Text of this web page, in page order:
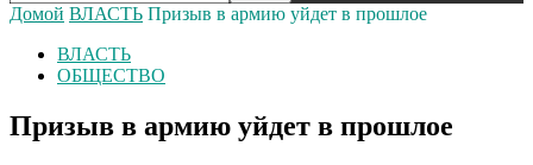
Домой ВЛАСТЬ Призыв в армию уйдет в прошлое
ВЛАСТЬ
ОБЩЕСТВО
Призыв в армию уйдет в прошлое